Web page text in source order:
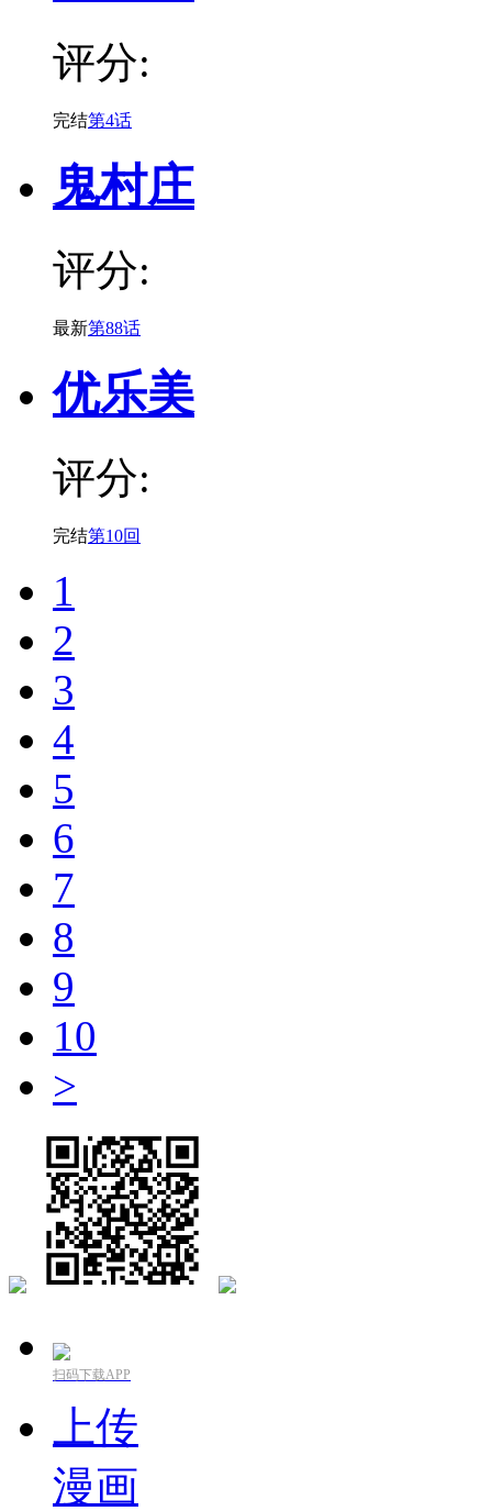
评分:
完结第4话
鬼村庄
评分:
最新第88话
优乐美
评分:
完结第10回
1
2
3
4
5
6
7
8
9
10
>
扫码下载APP
上传
漫画